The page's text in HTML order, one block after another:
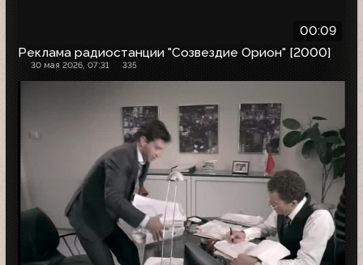
00:09
Реклама радиостанции "Созвездие Орион" [2000]
30 мая 2026, 07:31 335